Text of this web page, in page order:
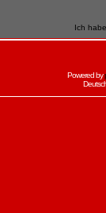
Ich
Powered by